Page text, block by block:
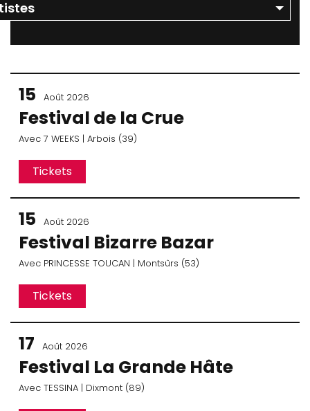
15 Août 2026
Festival de la Crue
Avec 7 WEEKS | Arbois (39)
Tickets
15 Août 2026
Festival Bizarre Bazar
Avec PRINCESSE TOUCAN | Montsûrs (53)
Tickets
17 Août 2026
Festival La Grande Hâte
Avec TESSINA | Dixmont (89)